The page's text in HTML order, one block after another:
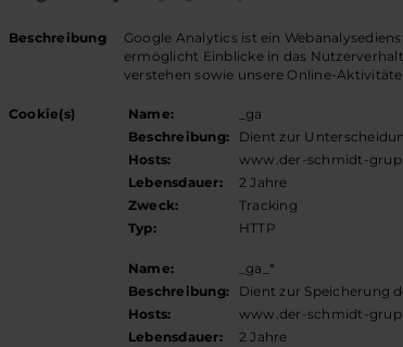
Beschreibung
Google Analytics ist ein
ermöglicht Einblicke in das
verstehen sowie unsere Online-
Cookie(s) Name:
_ga
Beschreibung:
Dient zur
Hosts:
www.der-schmidt-
Lebensdauer:
2 Jahre
Zweck:
Tracking
Typ:
HTTP
Name:
_ga_*
Beschreibung:
Dient zur Speicherung
Hosts:
www.der-schmidt-
Lebensdauer:
2 Jahre